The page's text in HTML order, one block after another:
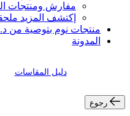
مفارش ومنتجات
إكتشف المزيد
منتجات نوم بتوصية من
المدونة
دليل المقاسات
رجوع